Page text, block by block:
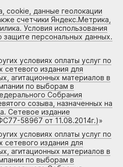
cookie, данные геолокации
счетчики Яндекс.Метрика,
Условия использования
защите персональных данных.
условиях оплаты услуг по
издания для
агитационных материалов в
по выборам в
Собрания
созыва, назначенных на
Сетевое издание
58967 от 11.08.2014г.)»
условиях оплаты услуг по
издания для
агитационных материалов в
по выборам в